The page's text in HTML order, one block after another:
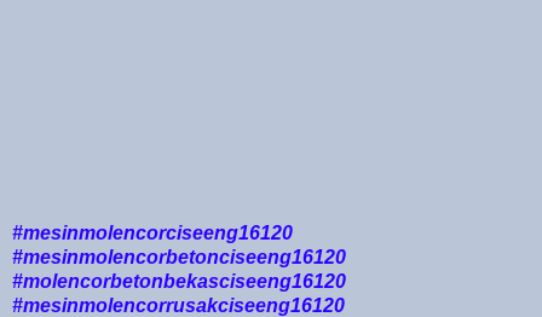
#mesinmolencorciseeng16120
#mesinmolencorbetonciseeng16120
#molencorbetonbekasciseeng16120
#mesinmolencorrusakciseeng16120